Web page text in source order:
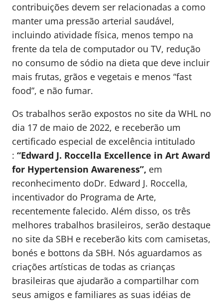
contribuições devem ser relacionadas a como
manter uma pressão arterial saudável,
incluindo atividade física, menos tempo na
frente da tela de computador ou TV, redução
no consumo de sódio na dieta que deve incluir
mais frutas, grãos e vegetais e menos “fast
food”, e não fumar.
Os trabalhos serão expostos no site da WHL no
dia 17 de maio de 2022, e receberão um
certificado especial de excelência intitulado
: “Edward J. Roccella Excellence in Art Award
for Hypertension Awareness”, em
reconhecimento doDr. Edward J. Roccella,
incentivador do Programa de Arte,
recentemente falecido. Além disso, os três
melhores trabalhos brasileiros, serão destaque
no site da SBH e receberão kits com camisetas,
bonés e bottons da SBH. Nós aguardamos as
criações artísticas de todas as crianças
brasileiras que ajudarão a compartilhar com
seus amigos e familiares as suas idéias de